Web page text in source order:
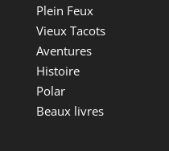
Plein Feux
Vieux Tacots
Aventures
Histoire
Polar
Beaux livres